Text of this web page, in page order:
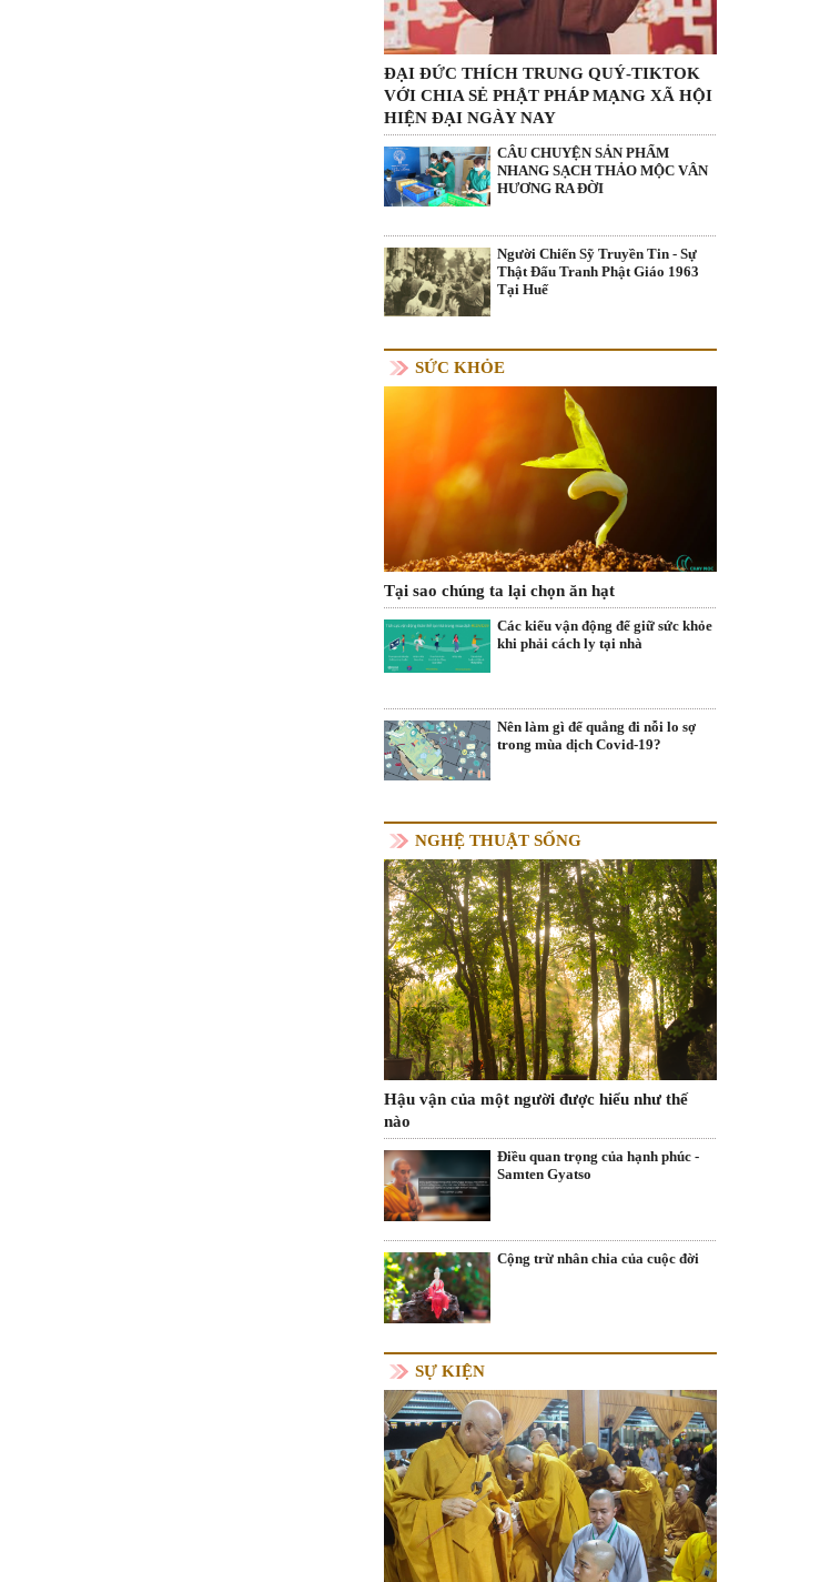
ĐẠI ĐỨC THÍCH TRUNG QUÝ-TIKTOK
VỚI CHIA SẺ PHẬT PHÁP MẠNG XÃ HỘI
HIỆN ĐẠI NGÀY NAY
CÂU CHUYỆN SẢN PHẨM
NHANG SẠCH THẢO MỘC VÂN
HƯƠNG RA ĐỜI
Người Chiến Sỹ Truyền Tin - Sự
Thật Đấu Tranh Phật Giáo 1963
Tại Huế
SỨC KHỎE
Tại sao chúng ta lại chọn ăn hạt
Các kiểu vận động để giữ sức khỏe
khi phải cách ly tại nhà
Nên làm gì để quẳng đi nỗi lo sợ
trong mùa dịch Covid-19?
NGHỆ THUẬT SỐNG
Hậu vận của một người được hiểu như thế
nào
Điều quan trọng của hạnh phúc -
Samten Gyatso
Cộng trừ nhân chia của cuộc đời
SỰ KIỆN